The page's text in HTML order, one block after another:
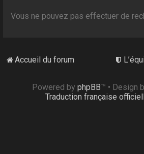
Vous ne pouvez pas effectuer de
Accueil du forum
Powered by phpBB™ • Design
Traduction française